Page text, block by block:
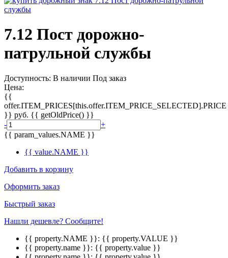
7.12 Пост дорожно-
патрульной службы
Доступность: В наличии Под заказ
Цена:
{{
offer.ITEM_PRICES[this.offer.ITEM_PRICE_SELECTED].PRICE
}} руб. {{ getOldPrice() }}
-
+
{{ param_values.NAME }}
{{ value.NAME }}
Добавить в корзину
Оформить заказ
Быстрый заказ
Нашли дешевле? Сообщите!
{{ property.NAME }}: {{ property.VALUE }}
{{ property.name }}: {{ property.value }}